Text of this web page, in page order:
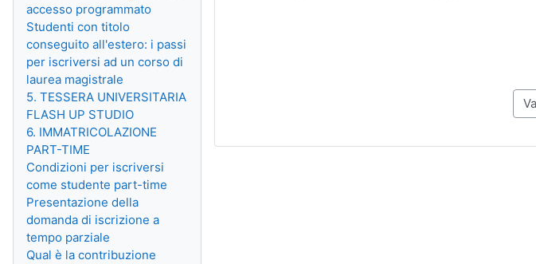
Vai
accesso programmato
Studenti con titolo
conseguito all'estero: i passi
per iscriversi ad un corso di
laurea magistrale
5. TESSERA UNIVERSITARIA
FLASH UP STUDIO
6. IMMATRICOLAZIONE
PART-TIME
Condizioni per iscriversi
come studente part-time
Presentazione della
domanda di iscrizione a
tempo parziale
Qual è la contribuzione